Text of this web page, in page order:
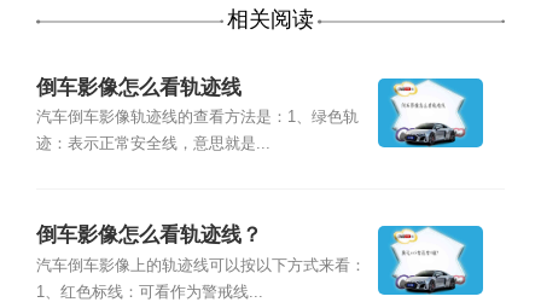
相关阅读
倒车影像怎么看轨迹线
汽车倒车影像轨迹线的查看方法是：1、绿色轨
迹：表示正常安全线，意思就是...
倒车影像怎么看轨迹线？
汽车倒车影像上的轨迹线可以按以下方式来看：
1、红色标线：可看作为警戒线...